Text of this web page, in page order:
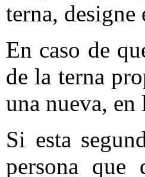
terna,
En caso de
de la terna
una nueva,
Si esta
persona que